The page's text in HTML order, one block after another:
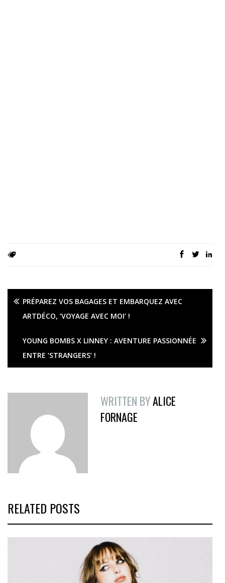
PRÉPAREZ VOS BAGAGES ET EMBARQUEZ AVEC
ARTDÉCO, ‘VOYAGE AVEC MOI’ !
YOUNG BOMBS X LINNEY : AVENTURE PASSIONNÉE
ENTRE ‘STRANGERS’ !
WRITTEN BYALICE
FORNAGE
RELATED POSTS